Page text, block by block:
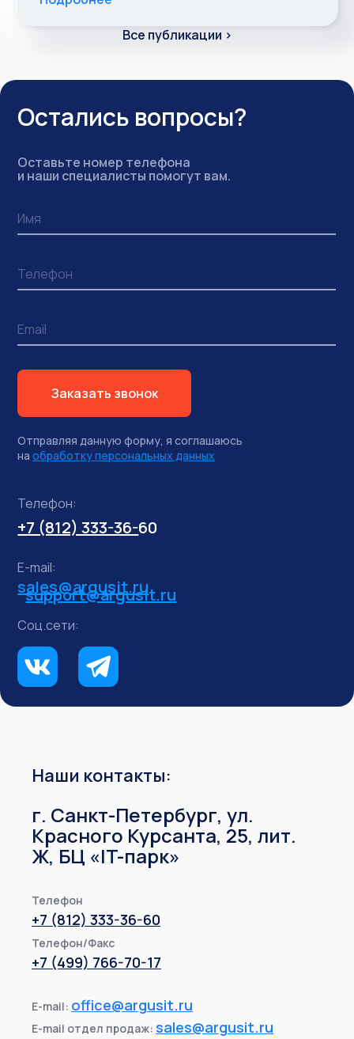
Все публикации ›
Остались вопросы?
Оставьте номер телефона
и наши специалисты помогут вам.
Заказать звонок
+7 (812) 333-36-60
Телефон:
E-mail:
Соц.сети:
support@argusit.ru
sales@argusit.ru
Отправляя данную форму, я соглашаюсь
на обработку персональных данных
Наши контакты:
г. Санкт-Петербург, ул.
Красного Курсанта, 25, лит.
Ж, БЦ «IT-парк»
Телефон
+7 (812) 333-36-60
Телефон/Факс
+7 (499) 766-70-17
E-mail: office@argusit.ru
E-mail отдел продаж: sales@argusit.ru